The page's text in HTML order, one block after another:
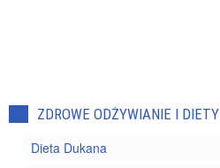
ZDROWE ODŻYWIANIE I DIETY
Dieta Dukana